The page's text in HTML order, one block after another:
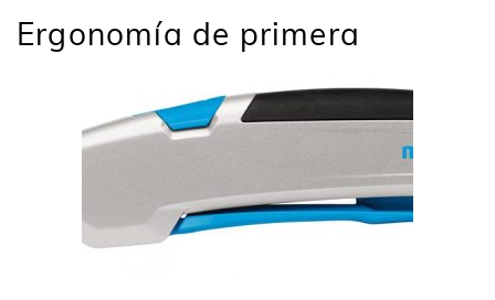
Ergonomía de primera